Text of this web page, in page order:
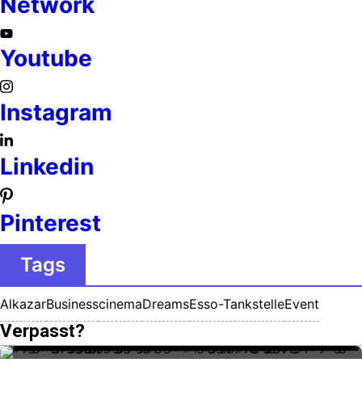
Youtube
Instagram
Linkedin
Pinterest
Tags
AlkazarBusinesscinemaDreamsEsso-TankstelleEvent
Verpasst?